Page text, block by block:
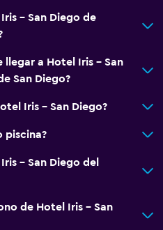
- San Diego de
llegar a Hotel Iris - San
San Diego?
Iris - San Diego?
piscina?
- San Diego del
de Hotel Iris - San